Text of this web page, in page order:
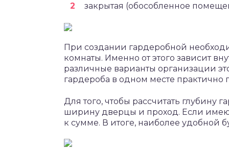
закрытая (обособленное
При создании гардеробной
комнаты. Именно от этого зависит
различные варианты организации
гардероба в одном месте практично
Для того, чтобы рассчитать глубину
ширину дверцы и проход. Если
к сумме. В итоге, наиболее удобной